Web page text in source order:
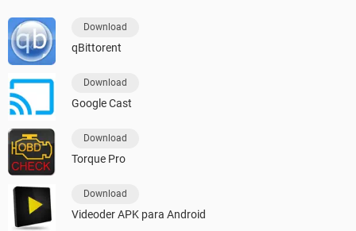
Download
qBittorent
Download
Google Cast
Download
Torque Pro
Download
Videoder APK para Android